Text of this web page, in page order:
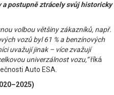
postupně ztrácely svůj historicky
volbou většiny zákazníků, např.
vozů byl 61 % a benzínových
uvažují jinak – více zvažují
univerzálnost vozu,“říká
Auto ESA.